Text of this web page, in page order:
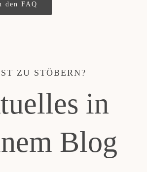
den FAQ
ZU STÖBERN?
in
Blog